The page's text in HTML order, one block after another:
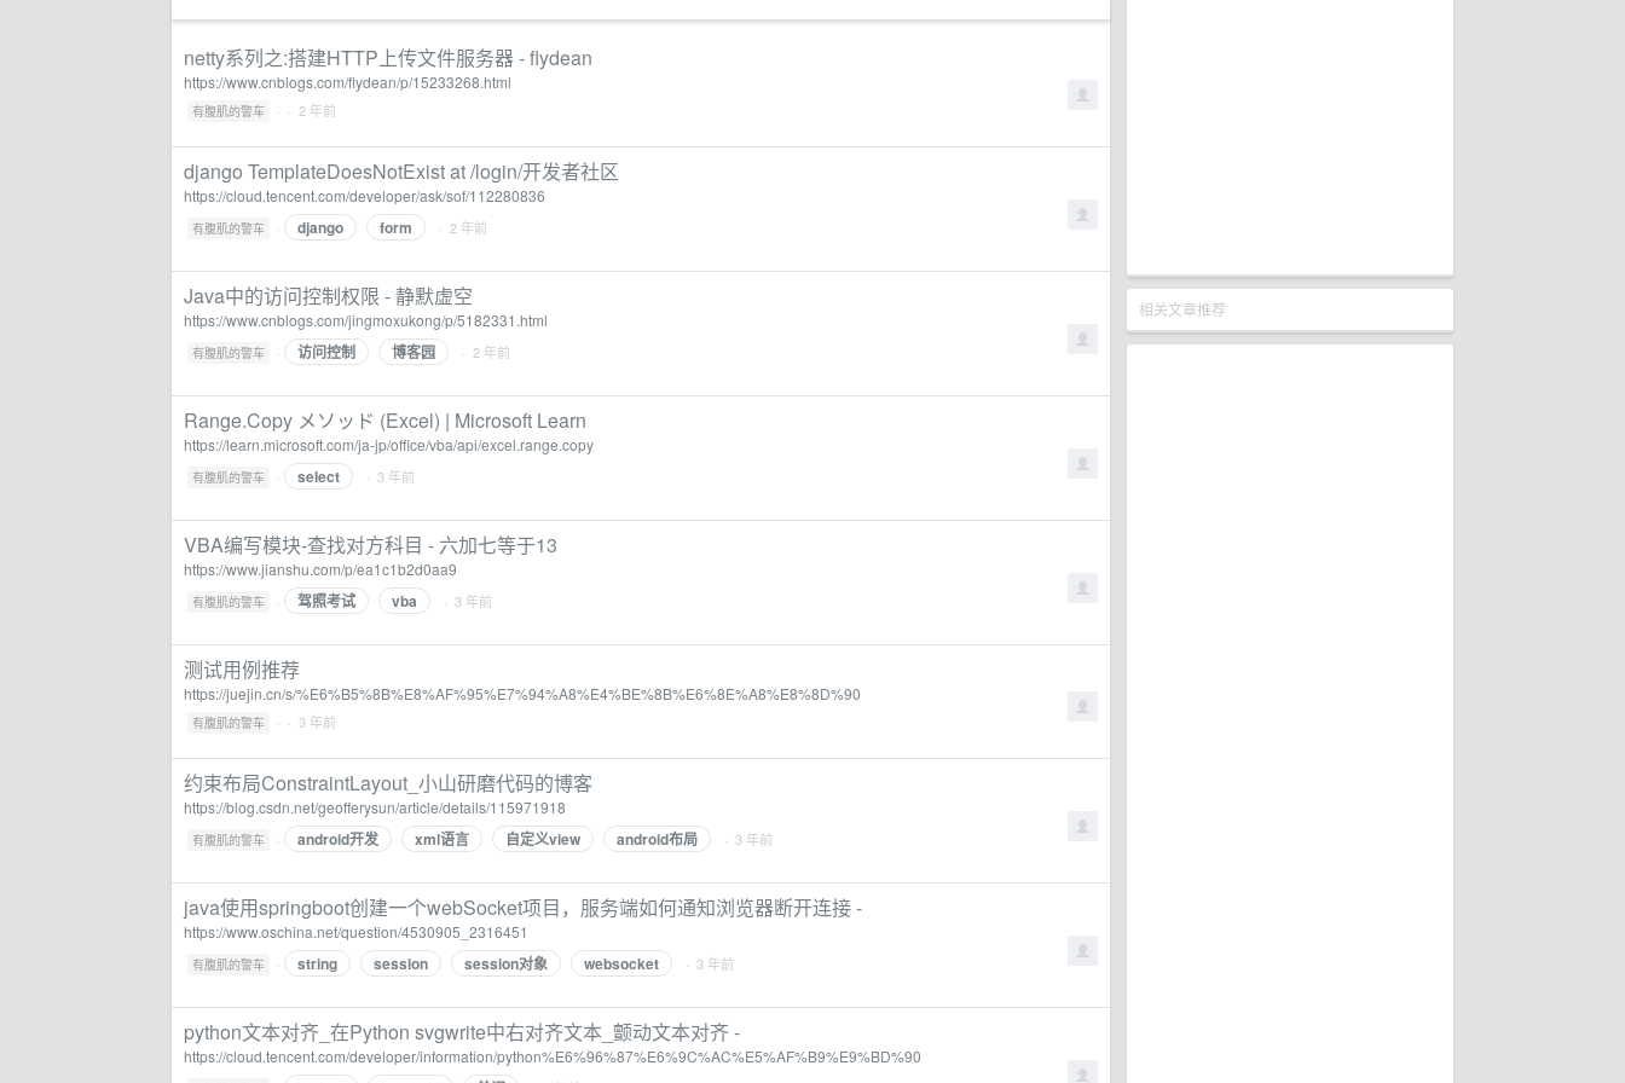
相关文章推荐
netty系列之:搭建HTTP上传文件服务器 - flydean
https://www.cnblogs.com/flydean/p/15233268.html
有腹肌的警车 · · 2 年前
django TemplateDoesNotExist at /login/开发者社区
https://cloud.tencent.com/developer/ask/sof/112280836
有腹肌的警车 · django form · 2 年前
Java中的访问控制权限 - 静默虚空
https://www.cnblogs.com/jingmoxukong/p/5182331.html
有腹肌的警车 · 访问控制 博客园 · 2 年前
Range.Copy メソッド (Excel) | Microsoft Learn
https://learn.microsoft.com/ja-jp/office/vba/api/excel.range.copy
有腹肌的警车 · select · 3 年前
VBA编写模块-查找对方科目 - 六加七等于13
https://www.jianshu.com/p/ea1c1b2d0aa9
有腹肌的警车 · 驾照考试 vba · 3 年前
测试用例推荐
https://juejin.cn/s/%E6%B5%8B%E8%AF%95%E7%94%A8%E4%BE%8B%E6%8E%A8%E8%8D%90
有腹肌的警车 · · 3 年前
约束布局ConstraintLayout_小山研磨代码的博客
https://blog.csdn.net/geofferysun/article/details/115971918
有腹肌的警车 · android开发 xml语言 自定义view android布局 · 3 年前
java使用springboot创建一个webSocket项目，服务端如何通知浏览器断开连接 -
https://www.oschina.net/question/4530905_2316451
有腹肌的警车 · string session session对象 websocket · 3 年前
python文本对齐_在Python svgwrite中右对齐文本_颤动文本对齐 -
https://cloud.tencent.com/developer/information/python%E6%96%87%E6%9C%AC%E5%AF%B9%E9%BD%90